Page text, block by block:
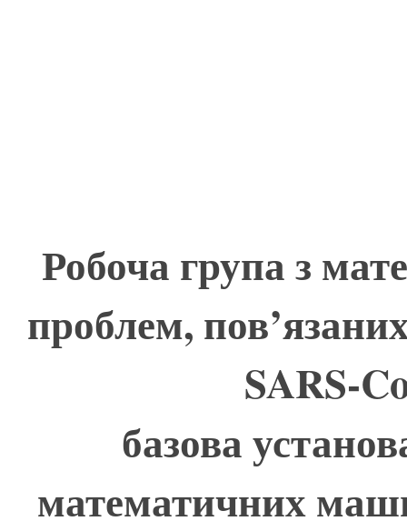
Робоча група з
проблем,
SARS-
базова
математичних